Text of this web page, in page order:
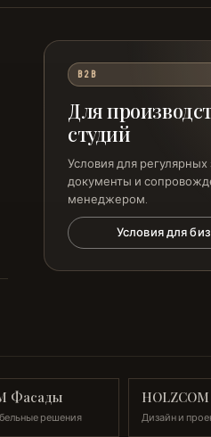
B2B
Для
студий
Условия для регулярных
документы и
менеджером.
Условия для
Фасады
решения Дизайн и